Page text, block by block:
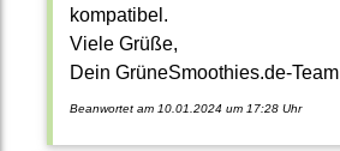
kompatibel.
Viele Grüße,
Dein GrüneSmoothies.de-Team
Beanwortet am 10.01.2024 um 17:28 Uhr